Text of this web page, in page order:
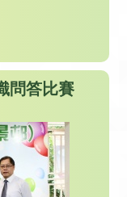
問答比賽